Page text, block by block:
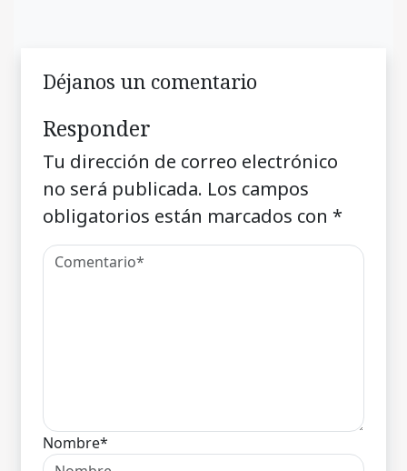
Déjanos un comentario
Responder
Tu dirección de correo electrónico
no será publicada. Los campos
obligatorios están marcados con *
Nombre*